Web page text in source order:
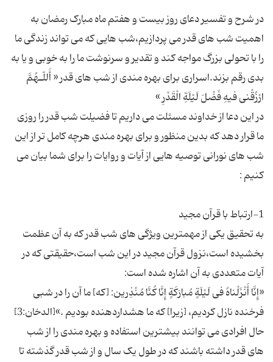
در شرح و تفسیر دعای روز بیست و هفتم ماه مبارک رمضان به
اهمیت شب های قدر می پردازیم،شب هایی كه می تواند زندگی ما
را با تحولی بزرگ مواجه كند و تقدیر و سرنوشت ما را به خوبی و یا به
بدی رقم بزند.اسراری برای بهره مندی از شب های قدر « أَللّـهُمَّ
در این دعا از خداوند مسئلت می داریم تا فضیلت شب قدر را روزی
ما قرار دهد كه بدین منظور و برای بهره مندی هرچه كامل تر از این
شب های نورانی توصیه هایی از آیات و روایات را برای شما بیان می
به تحقیق یكی از مهمترین ویژگی های شب قدر كه به آن عظمت
بخشیده است،نزول قرآن مجید در این شب است،حقیقتی كه در
«إِنَّا أَنْزَلْناهُ فی‏ لَیْلَةٍ مُبارَكَةٍ إِنَّا كُنَّا مُنْذِرین: [كه‏] ما آن را در شبى
حال افرادی می توانند بیشترین استفاده و بهره مندی را از شب
های قدر داشته باشند كه در طول یک سال و از شب قدر گذشته تا